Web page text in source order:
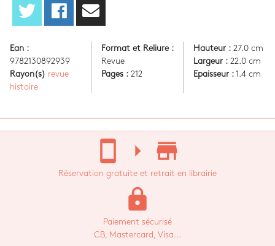
Ean :
9782130892939
Rayon(s) revue
histoire
Format et Reliure :
Revue
Pages : 212
Hauteur :27.0 cm
Largeur :22.0 cm
Epaisseur :1.4 cm
stay_current_portrait arrow_right store_mall_directory
Réservation gratuite et retrait en librairie
lock
Paiement sécurisé
CB, Mastercard, Visa...